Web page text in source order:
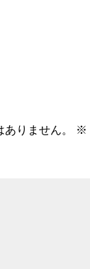
りません。 ※